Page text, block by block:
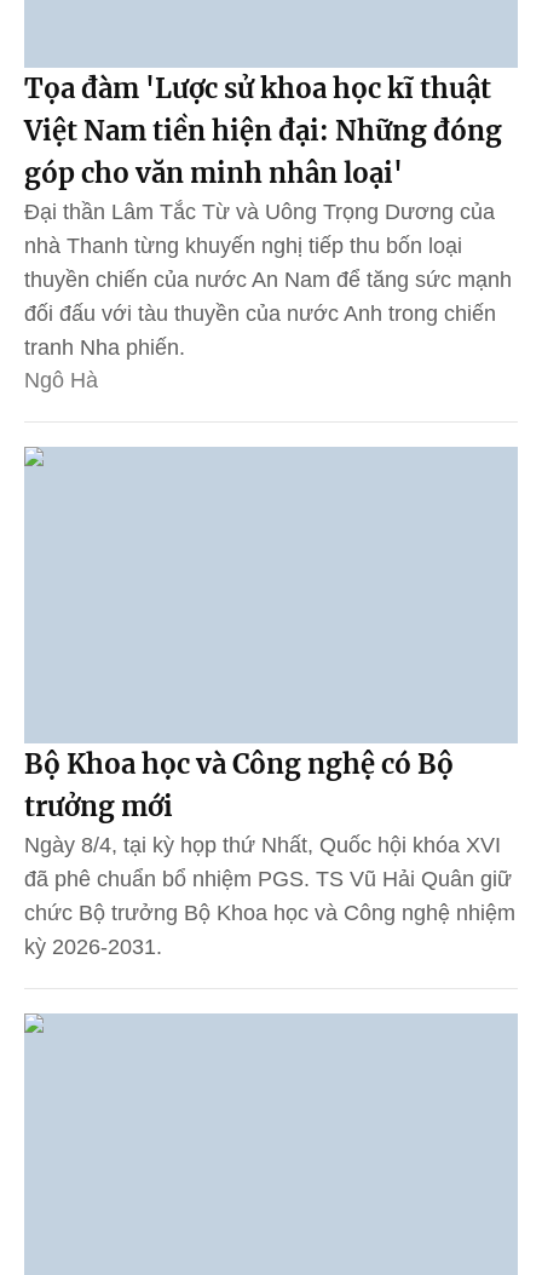
Tọa đàm 'Lược sử khoa học kĩ thuật
Việt Nam tiền hiện đại: Những đóng
góp cho văn minh nhân loại'
Đại thần Lâm Tắc Từ và Uông Trọng Dương của
nhà Thanh từng khuyến nghị tiếp thu bốn loại
thuyền chiến của nước An Nam để tăng sức mạnh
đối đấu với tàu thuyền của nước Anh trong chiến
tranh Nha phiến.
Ngô Hà
Bộ Khoa học và Công nghệ có Bộ
trưởng mới
Ngày 8/4, tại kỳ họp thứ Nhất, Quốc hội khóa XVI
đã phê chuẩn bổ nhiệm PGS. TS Vũ Hải Quân giữ
chức Bộ trưởng Bộ Khoa học và Công nghệ nhiệm
kỳ 2026-2031.